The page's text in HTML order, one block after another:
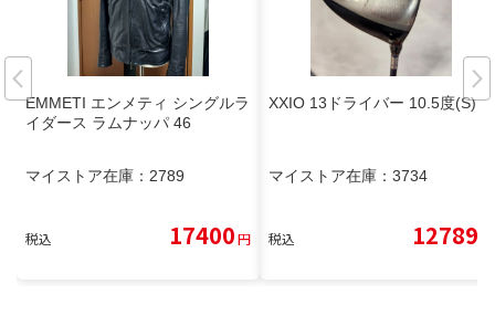
EMMETI エンメティ シングルラ
イダース ラムナッパ 46
マイストア在庫： 2789
税込 17400円
XXIO 13ドライバー 10.5度(S)
マイストア在庫： 3734
税込 12789